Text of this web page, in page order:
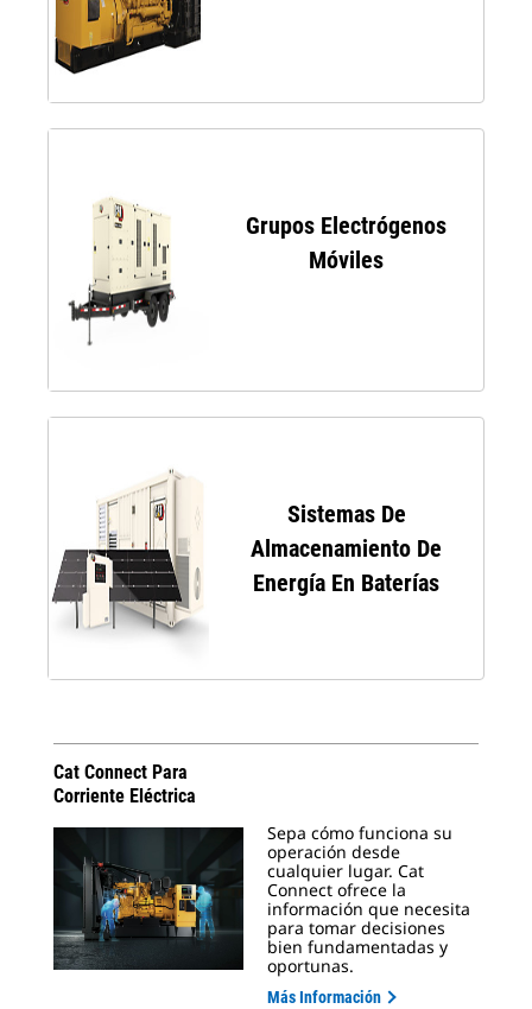
Grupos Electrógenos
Móviles
Sistemas De
Almacenamiento De
Energía En Baterías
Cat Connect Para
Corriente Eléctrica
Sepa cómo funciona su
operación desde
cualquier lugar. Cat
Connect ofrece la
información que necesita
para tomar decisiones
bien fundamentadas y
oportunas.
Más Información